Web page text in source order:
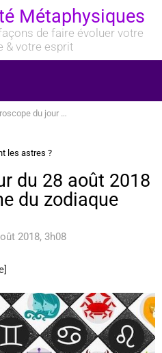
Métaphysiques
de faire évoluer votre
& votre esprit
jour du 28 août 2018 pour chaque signe du zodiaque
les astres ?
du 28 août 2018
du zodiaque
2018, 3h08